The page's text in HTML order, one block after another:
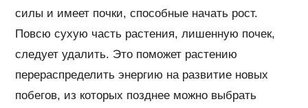
силы и имеет почки, способные начать рост.
Повсю сухую часть растения, лишенную почек,
следует удалить. Это поможет растению
перераспределить энергию на развитие новых
побегов, из которых позднее можно выбрать